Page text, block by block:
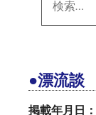
索:
●漂流談